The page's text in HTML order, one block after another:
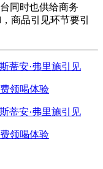
同时也供给商务
商品引见环节要引
蒂安·弗里施引见
领喝体验
蒂安·弗里施引见
领喝体验